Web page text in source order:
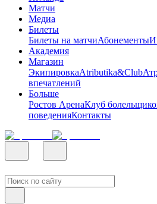
Матчи
Медиа
Билеты
Билеты на матчиАбонементы
Академия
Магазин
ЭкипировкаAtributika&Club
впечатлений
Больше
Ростов АренаКлуб
поведенияКонтакты